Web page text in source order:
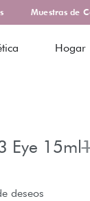
Muestras de
Hogar
Eye 15ml
deseos